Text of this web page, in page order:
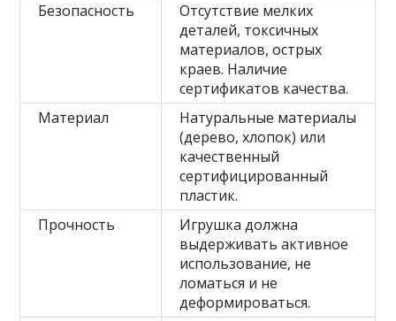
Безопасность
Отсутствие мелких
деталей, токсичных
материалов, острых
краев. Наличие
сертификатов качества.
Материал
Натуральные материалы
(дерево, хлопок) или
качественный
сертифицированный
пластик.
Прочность
Игрушка должна
выдерживать активное
использование, не
ломаться и не
деформироваться.